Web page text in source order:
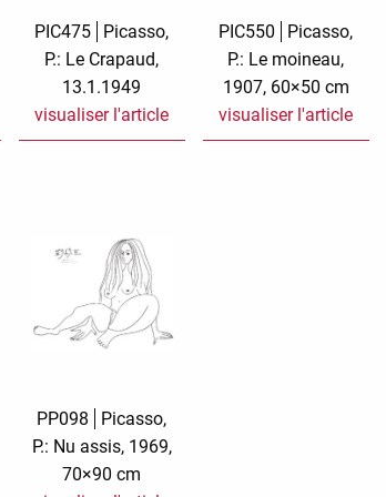
PIC475
Picasso,
P.: Le Crapaud,
13.1.1949
visualiser l'article
PIC550
Picasso,
P.: Le moineau,
1907, 60×50 cm
visualiser l'article
PP098
Picasso,
P.: Nu assis, 1969,
70×90 cm